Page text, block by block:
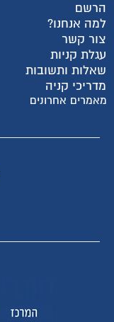
הרשם
למה אנחנו?
צור קשר
עגלת קניות
שאלות ותשובות
מדריכי קניה
מאמרים אחרונים